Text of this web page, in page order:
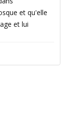
et qu'elle
et lui